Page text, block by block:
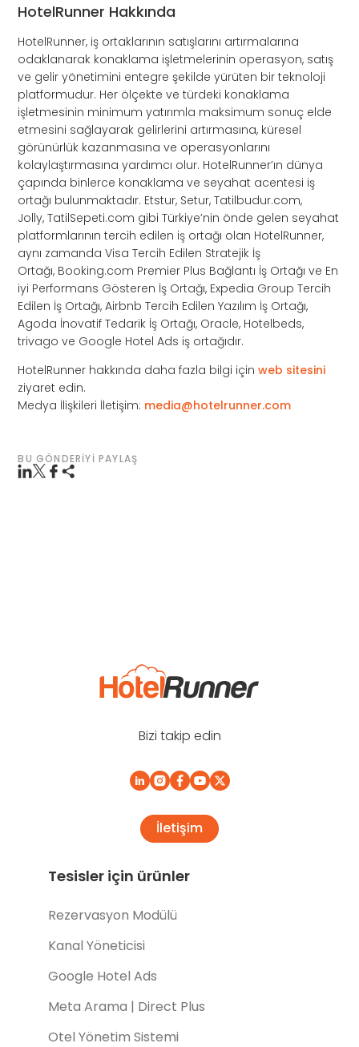
HotelRunner Hakkında
HotelRunner, iş ortaklarının satışlarını artırmalarına
odaklanarak konaklama işletmelerinin operasyon, satış
ve gelir yönetimini entegre şekilde yürüten bir teknoloji
platformudur. Her ölçekte ve türdeki konaklama
işletmesinin minimum yatırımla maksimum sonuç elde
etmesini sağlayarak gelirlerini artırmasına, küresel
görünürlük kazanmasına ve operasyonlarını
kolaylaştırmasına yardımcı olur. HotelRunner’ın dünya
çapında binlerce konaklama ve seyahat acentesi iş
ortağı bulunmaktadır. Etstur, Setur, Tatilbudur.com,
Jolly, TatilSepeti.com gibi Türkiye’nin önde gelen seyahat
platformlarının tercih edilen iş ortağı olan HotelRunner,
aynı zamanda Visa Tercih Edilen Stratejik İş
Ortağı, Booking.com Premier Plus Bağlantı İş Ortağı ve En
iyi Performans Gösteren İş Ortağı, Expedia Group Tercih
Edilen İş Ortağı, Airbnb Tercih Edilen Yazılım İş Ortağı,
Agoda İnovatif Tedarik İş Ortağı, Oracle, Hotelbeds,
trivago ve Google Hotel Ads iş ortağıdır.
HotelRunner hakkında daha fazla bilgi içinweb sitesini
ziyaret edin.
Medya İlişkileri İletişim: media@hotelrunner.com
BU GÖNDERIYI PAYLAŞ
Bizi takip edin
İletişim
Tesisler için ürünler
Rezervasyon Modülü
Kanal Yöneticisi
Google Hotel Ads
Meta Arama | Direct Plus
Otel Yönetim Sistemi